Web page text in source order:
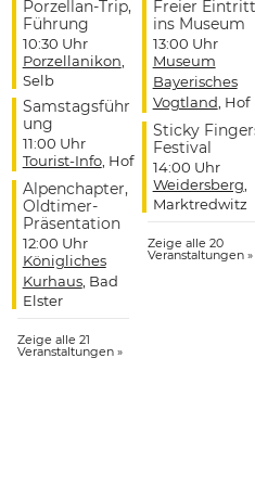
Porzellan-Trip,
Führung
10:30 Uhr
Porzellanikon,
Selb
Samstagsführ
ung
11:00 Uhr
Tourist-Info, Hof
Alpenchapter,
Oldtimer-
Präsentation
12:00 Uhr
Königliches
Kurhaus, Bad
Elster
Zeige alle 21
Veranstaltungen »
Freier Eintritt
ins Museum
13:00 Uhr
Museum
Bayerisches
Vogtland, Hof
Sticky
Festival
14:00 Uhr
Weidersberg,
Marktredwitz
Zeige alle 20
Veranstaltungen »